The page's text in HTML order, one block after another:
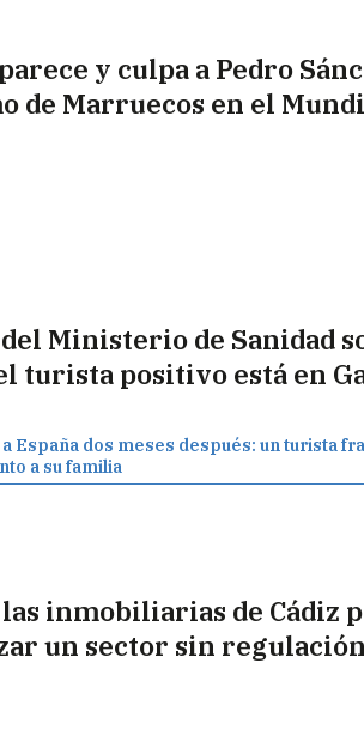
y culpa a Pedro
de Marruecos en el
Ministerio de Sanidad
turista positivo está en
España dos meses después: un turista
a su familia
inmobiliarias de Cádiz
un sector sin